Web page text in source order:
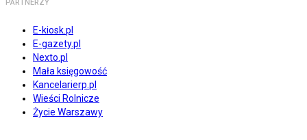
PARTNERZY
E-kiosk.pl
E-gazety.pl
Nexto.pl
Mała księgowość
Kancelarierp.pl
Wieści Rolnicze
Życie Warszawy